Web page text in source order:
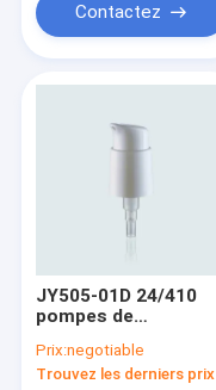
Contactez
JY505-01D 24/410
pompes de
cosmétiques
blanches en
Prix:negotiable
Trouvez les derniers prix